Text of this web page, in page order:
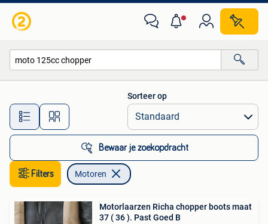
Alle afstanden…
Sorteer op
Bewaar je zoekopdracht
Filters Motoren
Motorlaarzen Richa chopper boots maat
37 ( 36 ). Past Goed B